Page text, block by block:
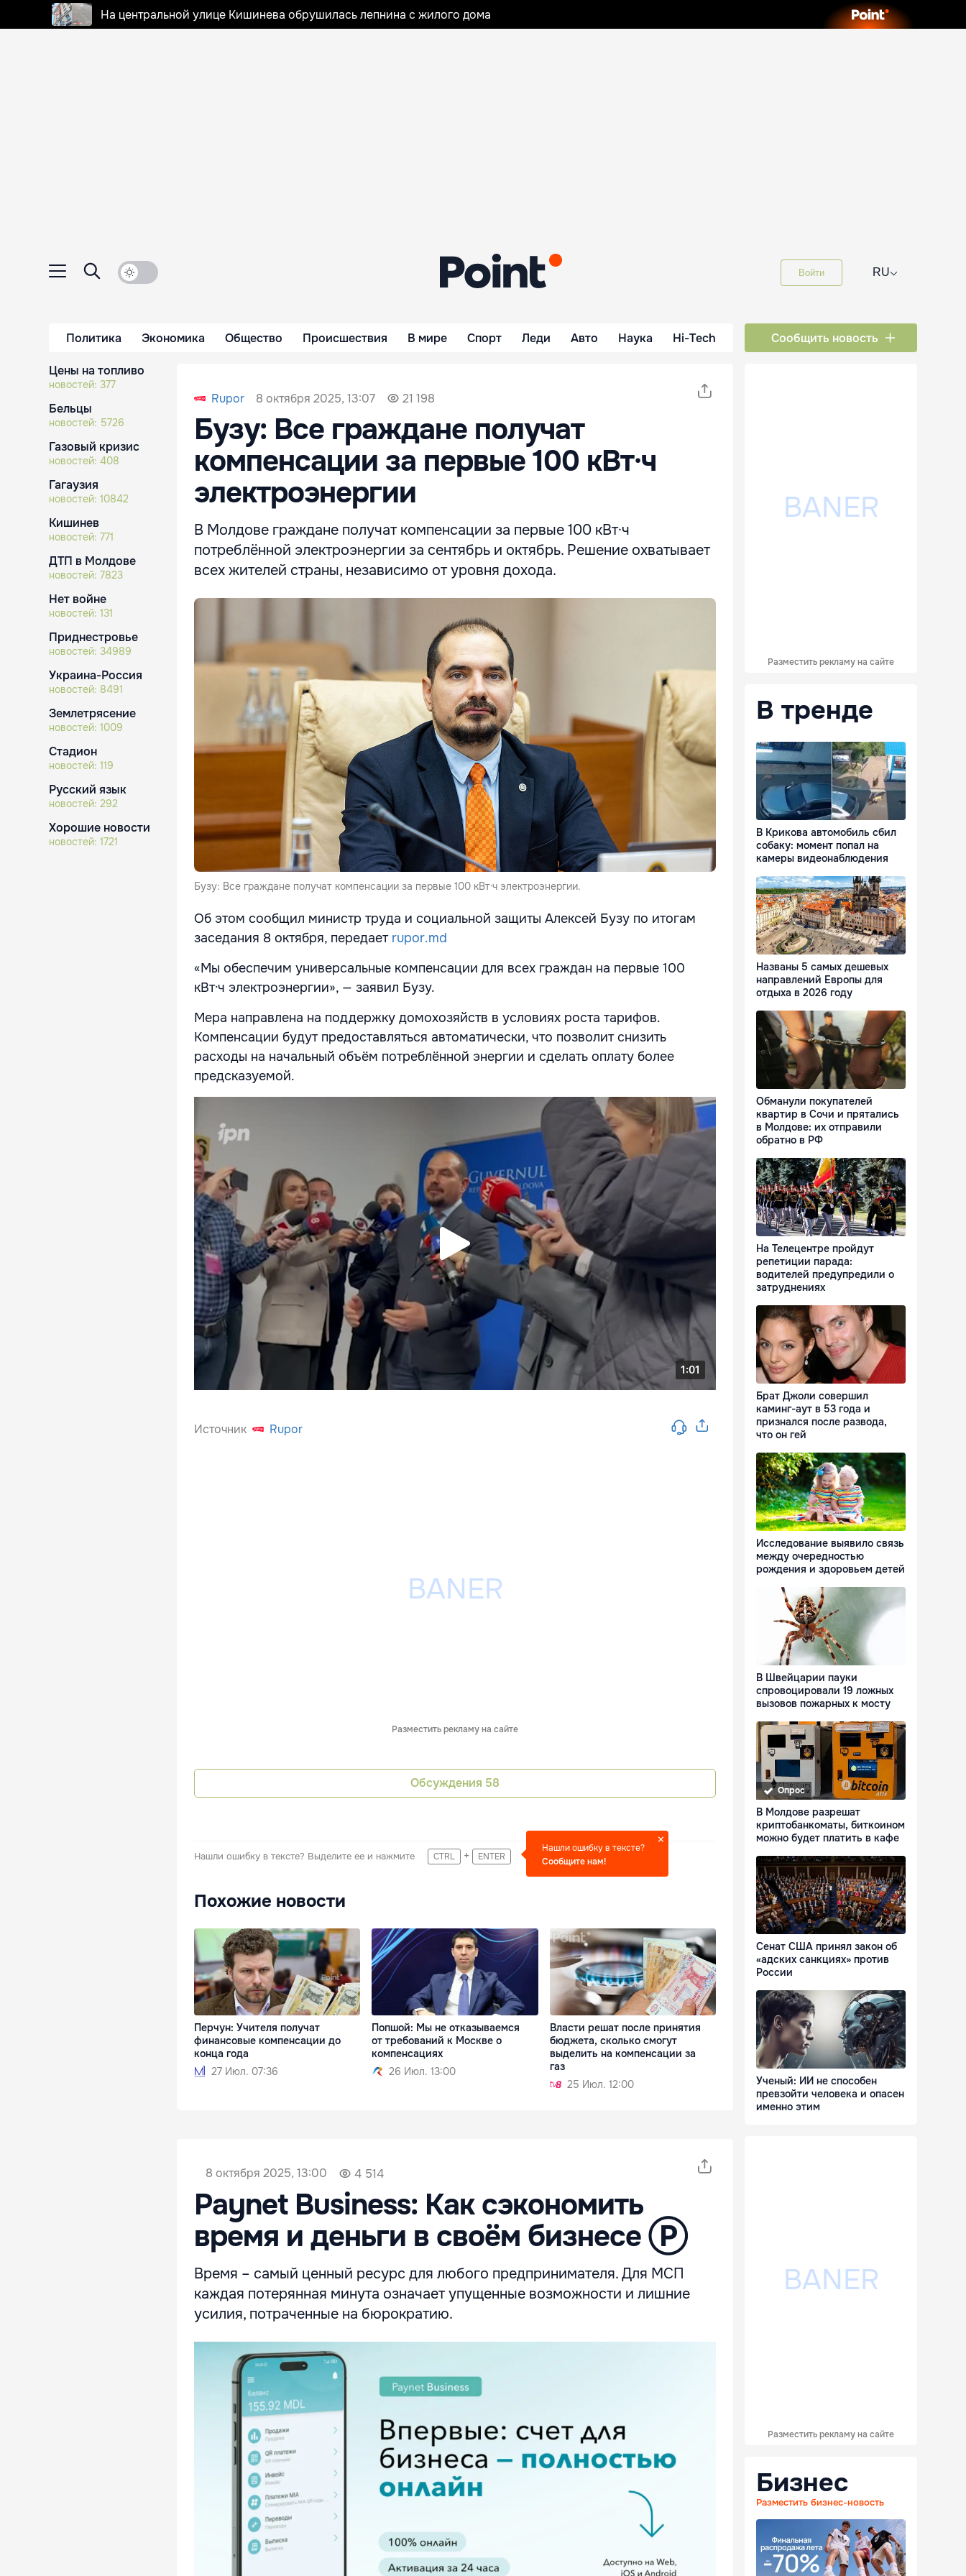
На центральной улице Кишинева обрушилась лепнина с жилого дома
Войти RU⌵
Политика Экономика Общество Происшествия В мире Спорт Леди Авто Наука Hi-Tech Сообщить новость
Цены на топливо
новостей: 377
Бельцы
новостей: 5726
Газовый кризис
новостей: 408
Гагаузия
новостей: 10842
Кишинев
новостей: 771
ДТП в Молдове
новостей: 7823
Нет войне
новостей: 131
Приднестровье
новостей: 34989
Украина-Россия
новостей: 8491
Землетрясение
новостей: 1009
Стадион
новостей: 119
Русский язык
новостей: 292
Хорошие новости
новостей: 1721
Rupor 8 октября 2025, 13:07 21 198
Бузу: Все граждане получат
компенсации за первые 100 кВт·ч
электроэнергии
В Молдове граждане получат компенсации за первые 100 кВт·ч
потреблённой электроэнергии за сентябрь и октябрь. Решение охватывает
всех жителей страны, независимо от уровня дохода.
Бузу: Все граждане получат компенсации за первые 100 кВт·ч электроэнергии.
Об этом сообщил министр труда и социальной защиты Алексей Бузу по итогам
заседания 8 октября, передает rupor.md
«Мы обеспечим универсальные компенсации для всех граждан на первые 100
кВт·ч электроэнергии», — заявил Бузу.
Мера направлена на поддержку домохозяйств в условиях роста тарифов.
Компенсации будут предоставляться автоматически, что позволит снизить
расходы на начальный объём потреблённой энергии и сделать оплату более
предсказуемой.
Источник Rupor
Разместить рекламу на сайте
Обсуждения 58
Нашли ошибку в тексте? Выделите ее и нажмите CTRL + ENTER
Нашли ошибку в тексте?
Сообщите нам!
Похожие новости
Перчун: Учителя получат
финансовые компенсации до
конца года
27 Июл. 07:36
Попшой: Мы не отказываемся
от требований к Москве о
компенсациях
26 Июл. 13:00
Власти решат после принятия
бюджета, сколько смогут
выделить на компенсации за
газ
25 Июл. 12:00
8 октября 2025, 13:00 4 514
Paynet Business: Как сэкономить
время и деньги в своём бизнесе Ⓟ
Время – самый ценный ресурс для любого предпринимателя. Для МСП
каждая потерянная минута означает упущенные возможности и лишние
усилия, потраченные на бюрократию.
Разместить рекламу на сайте
В тренде
В Крикова автомобиль сбил
собаку: момент попал на
камеры видеонаблюдения
Названы 5 самых дешевых
направлений Европы для
отдыха в 2026 году
Обманули покупателей
квартир в Сочи и прятались
в Молдове: их отправили
обратно в РФ
На Телецентре пройдут
репетиции парада:
водителей предупредили о
затруднениях
Брат Джоли совершил
каминг-аут в 53 года и
признался после развода,
что он гей
Исследование выявило связь
между очередностью
рождения и здоровьем детей
В Швейцарии пауки
спровоцировали 19 ложных
вызовов пожарных к мосту
Опрос
В Молдове разрешат
криптобанкоматы, биткоином
можно будет платить в кафе
Сенат США принял закон об
«адских санкциях» против
России
Ученый: ИИ не способен
превзойти человека и опасен
именно этим
Разместить рекламу на сайте
Бизнес
Разместить бизнес-новость